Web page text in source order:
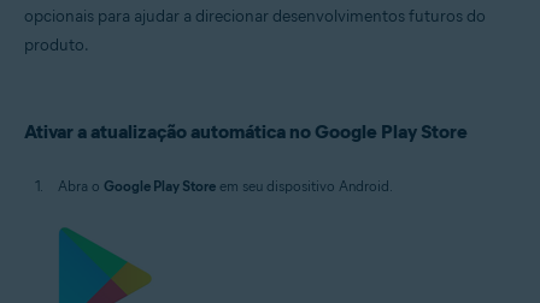
Avast Passwords 1.x para Android
depende do produto
opcionais para ajudar a direcionar desenvolvimentos futuros do
produto.
Ativar a atualização automática no Google Play Store
Abra o Google Play Store em seu dispositivo Android.